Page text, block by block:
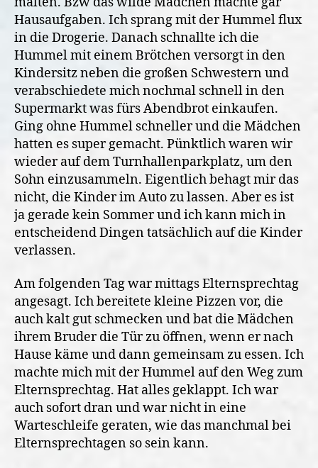
Hausaufgaben. Ich sprang mit der Hummel flux
in die Drogerie. Danach schnallte ich die
Hummel mit einem Brötchen versorgt in den
Kindersitz neben die großen Schwestern und
verabschiedete mich nochmal schnell in den
Supermarkt was fürs Abendbrot einkaufen.
Ging ohne Hummel schneller und die Mädchen
hatten es super gemacht. Pünktlich waren wir
wieder auf dem Turnhallenparkplatz, um den
Sohn einzusammeln. Eigentlich behagt mir das
nicht, die Kinder im Auto zu lassen. Aber es ist
ja gerade kein Sommer und ich kann mich in
entscheidend Dingen tatsächlich auf die Kinder
verlassen.
Am folgenden Tag war mittags Elternsprechtag
angesagt. Ich bereitete kleine Pizzen vor, die
auch kalt gut schmecken und bat die Mädchen
ihrem Bruder die Tür zu öffnen, wenn er nach
Hause käme und dann gemeinsam zu essen. Ich
machte mich mit der Hummel auf den Weg zum
Elternsprechtag. Hat alles geklappt. Ich war
auch sofort dran und war nicht in eine
Warteschleife geraten, wie das manchmal bei
Elternsprechtagen so sein kann.